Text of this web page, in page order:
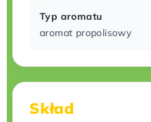
Typ aromatu
aromat propolisowy
Skład